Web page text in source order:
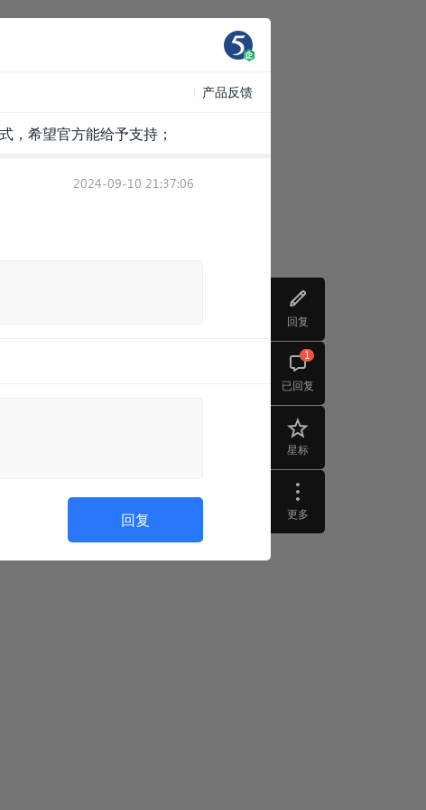
回复
已回复
1
星标
更多
产品反馈
，希望官方能给予支持；
2024-09-10 21:37:06
回复